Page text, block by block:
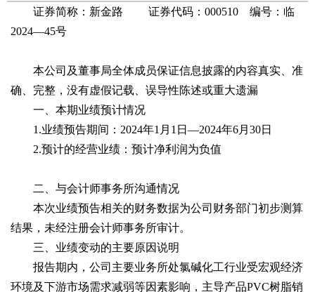
证券简称：新金路 证券代码：000510 编号：临
2024—45号
本公司及董事局全体成员保证信息披露的内容真实、准
确、完整，没有虚假记载、误导性陈述或重大遗漏
一、本期业绩预计情况
1.业绩预告期间：2024年1月1日―2024年6月30日
2.预计的经营业绩：预计净利润为负值
二、与会计师事务所沟通情况
本次业绩预告相关的财务数据为公司财务部门初步测算
结果，未经注册会计师事务所审计。
三、业绩变动的主要原因说明
报告期内，公司主要业务所处氯碱化工行业受宏观经济
环境及下游市场需求减弱等因素影响，主导产品PVC树脂销